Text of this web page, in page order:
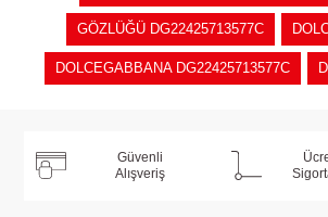
GÖZLÜĞÜ DG22425713577C
DOLCEGABBANA DG22425713577C
Güvenli
Alışveriş